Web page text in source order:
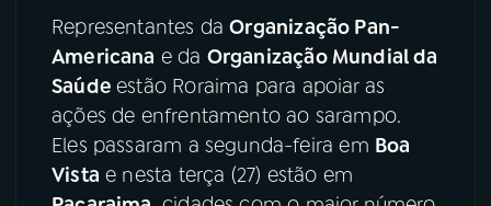
Representantes daOrganização Pan-
Americana e da Organização Mundial da
Saúdeestão Roraima para apoiar as
ações de enfrentamento ao sarampo.
Eles passaram a segunda-feira em Boa
Vista e nesta terça (27) estão em